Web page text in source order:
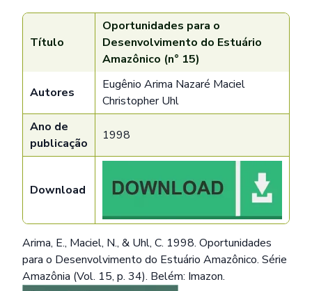
Título
Oportunidades para o
Desenvolvimento do Estuário
Amazônico (n° 15)
Autores
Eugênio Arima Nazaré Maciel
Christopher Uhl
Ano de
publicação
1998
Download
Arima, E., Maciel, N., & Uhl, C. 1998. Oportunidades
para o Desenvolvimento do Estuário Amazônico. Série
Amazônia (Vol. 15, p. 34). Belém: Imazon.